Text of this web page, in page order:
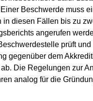
Beschwerde muss
in diesen Fällen bis zu
angerufen
prüft
gegenüber dem
Die Regelungen zur
analog für die